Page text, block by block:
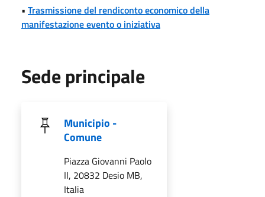
• Trasmissione del rendiconto economico della
manifestazione evento o iniziativa
Sede principale
Municipio -
Comune
Piazza Giovanni Paolo
II, 20832 Desio MB,
Italia